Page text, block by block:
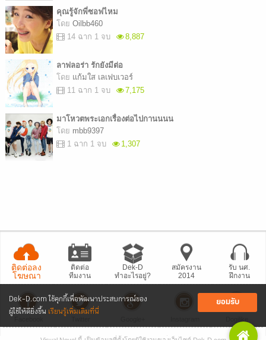
Dek-D.com ใช้คุกกี้เพื่อพัฒนาประสบการณ์ของ
ผู้ใช้ให้ดียิ่งขึ้น เรียนรู้เพิ่มเติมที่นี่
ยอมรับ
คุณรู้จักพี่ซอฟไหม
โดย Oilbb460
14 ฉาก 1 จบ
8,887
ลาฟลอร่า รักยังมีต่อ
โดย แก้มใส เลเฟบเวอร์
11 ฉาก 1 จบ
7,175
มาโหวตพระเอกเรื่องต่อไปกานนนน
โดย mbb9397
1 ฉาก 1 จบ
1,307
ติดต่อลง
โฆษณา
ติดต่อ
ทีมงาน
Dek-D
ทำอะไรอยู่?
สมัครงาน
2014
รับ นศ.
ฝึกงาน